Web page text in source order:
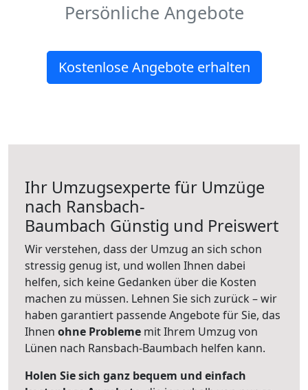
Persönliche Angebote
Kostenlose Angebote erhalten
Ihr Umzugsexperte für Umzüge
nach Ransbach-
Baumbach Günstig und Preiswert
Wir verstehen, dass der Umzug an sich schon
stressig genug ist, und wollen Ihnen dabei
helfen, sich keine Gedanken über die Kosten
machen zu müssen. Lehnen Sie sich zurück – wir
haben garantiert passende Angebote für Sie, das
Ihnen ohne Probleme mit Ihrem Umzug von
Lünen nach Ransbach-Baumbach helfen kann.
Holen Sie sich ganz bequem und einfach